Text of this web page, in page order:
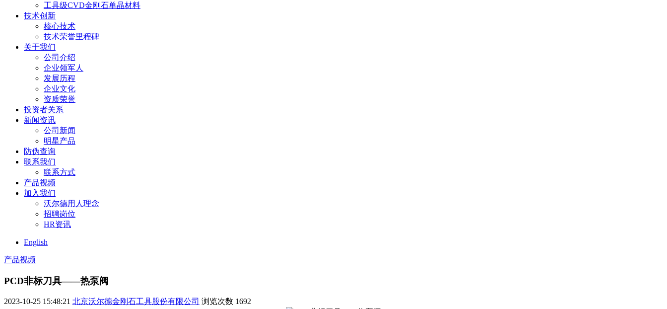
工具级CVD金刚石单晶材料
技术创新
核心技术
技术荣誉里程碑
关于我们
公司介绍
企业领军人
发展历程
企业文化
资质荣誉
投资者关系
新闻资讯
公司新闻
明星产品
防伪查询
联系我们
联系方式
产品视频
加入我们
沃尔德用人理念
招聘岗位
HR资讯
English
产品视频
PCD非标刀具——热泵阀
2023-10-25 15:48:21 北京沃尔德金刚石工具股份有限公司 浏览次数 1692